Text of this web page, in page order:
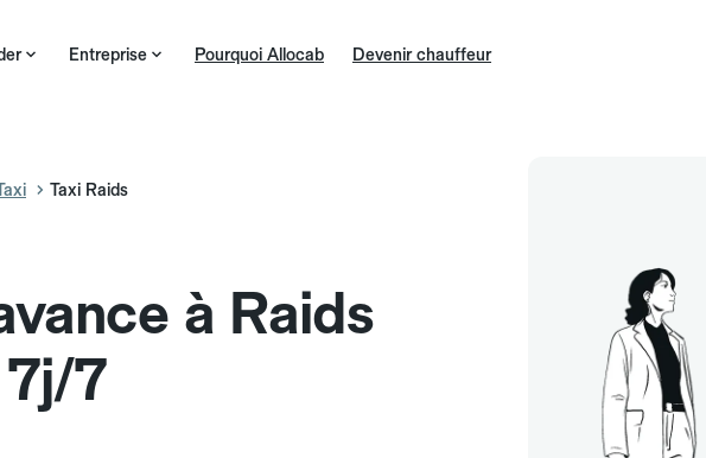
Entreprise Pourquoi Allocab Devenir chauffeur
Taxi Raids
à Raids
7